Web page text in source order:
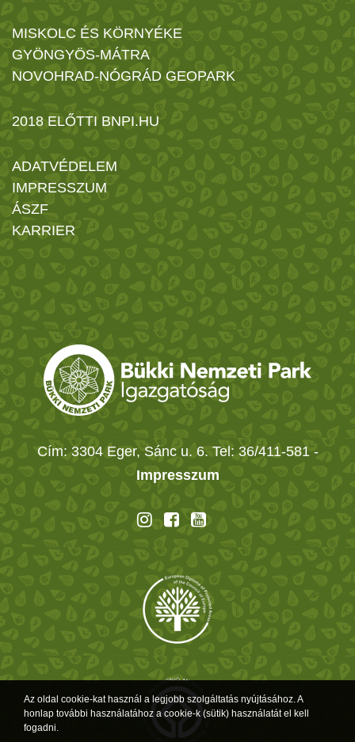
MISKOLC ÉS KÖRNYÉKE
GYÖNGYÖS-MÁTRA
NOVOHRAD-NÓGRÁD GEOPARK
2018 ELŐTTI BNPI.HU
ADATVÉDELEM
IMPRESSZUM
ÁSZF
KARRIER
Cím: 3304 Eger, Sánc u. 6. Tel: 36/411-581 -
Impresszum
Az oldal cookie-kat használ a legjobb szolgáltatás nyújtásához. A
honlap további használatához a cookie-k (sütik) használatát el kell
fogadni.